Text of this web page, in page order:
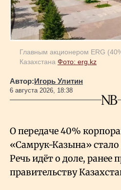
Главным акционером ERG
Казахстана Фото: erg.kz
Автор:Игорь Улитин
6 августа 2026, 18:38
О передаче 40%
«Самрук-Казына» стало
Речь идёт о доле,
правительству